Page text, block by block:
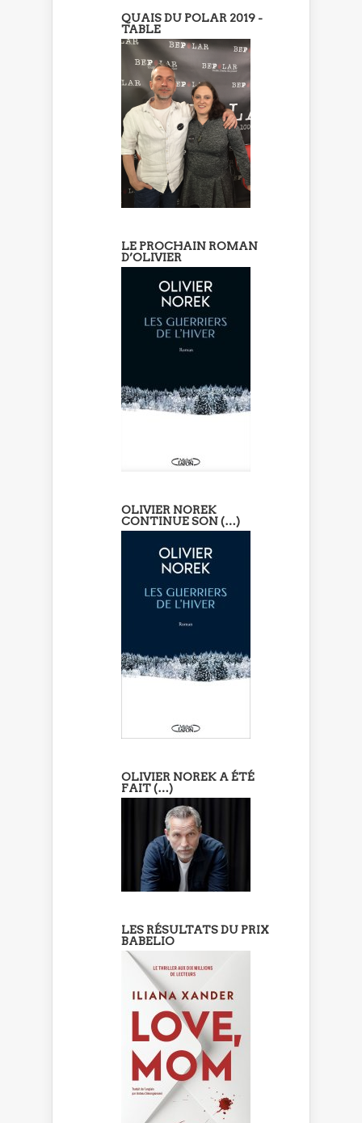
QUAIS DU POLAR 2019 -
TABLE
LE PROCHAIN ROMAN
D’OLIVIER
OLIVIER NOREK
CONTINUE SON (…)
OLIVIER NOREK A ÉTÉ
FAIT (…)
LES RÉSULTATS DU PRIX
BABELIO